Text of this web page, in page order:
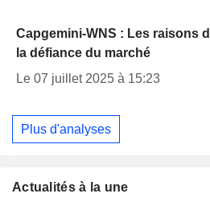
Capgemini-WNS : Les raisons
la défiance du marché
Le 07 juillet 2025 à 15:23
Plus d'analyses
Actualités à la une